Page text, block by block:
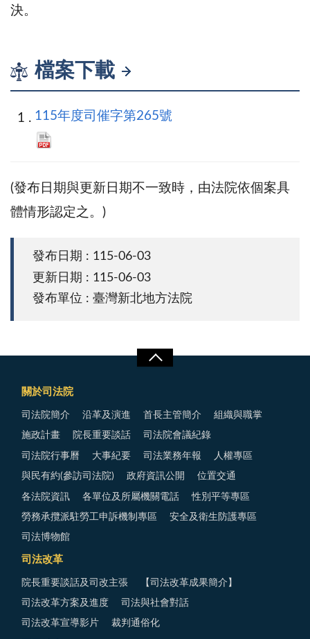
決。
檔案下載
115年度司催字第265號
(發布日期與更新日期不一致時，由法院依個案具
體情形認定之。)
發布日期 : 115-06-03
更新日期 : 115-06-03
發布單位 : 臺灣新北地方法院
關於司法院
司法院簡介 沿革及演進 首長主管簡介 組織與職掌
施政計畫 院長重要談話 司法院會議紀錄
司法院行事曆 大事紀要 司法業務年報 人權專區
與民有約(參訪司法院) 政府資訊公開 位置交通
各法院資訊 各單位及所屬機關電話 性別平等專區
勞務承攬派駐勞工申訴機制專區 安全及衛生防護專區
司法博物館
司法改革
院長重要談話及司改主張 【司法改革成果簡介】
司法改革方案及進度 司法與社會對話
司法改革宣導影片 裁判通俗化